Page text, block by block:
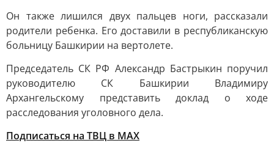
Он также лишился двух пальцев ноги, рассказали
родители ребенка. Его доставили в республиканскую
больницу Башкирии на вертолете.
Председатель СК РФ Александр Бастрыкин поручил
руководителю СК Башкирии Владимиру
Архангельскому представить доклад о ходе
расследования уголовного дела.
Подписаться на ТВЦ в MAX